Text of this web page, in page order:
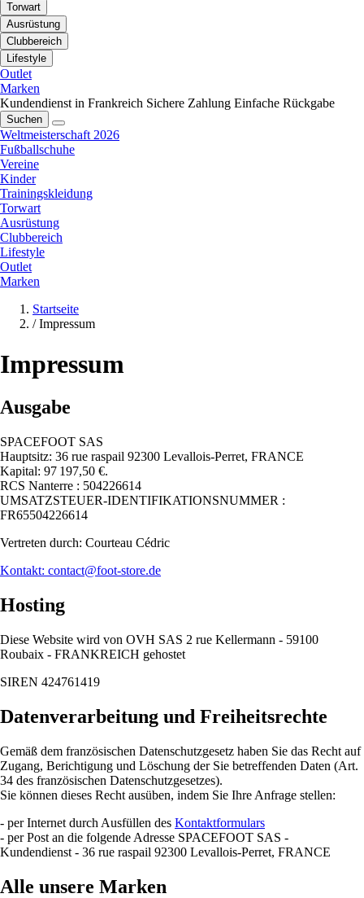
Torwart
Ausrüstung
Clubbereich
Lifestyle
Outlet
Marken
Kundendienst in Frankreich Sichere Zahlung Einfache Rückgabe
Suchen
Weltmeisterschaft 2026
Fußballschuhe
Vereine
Kinder
Trainingskleidung
Torwart
Ausrüstung
Clubbereich
Lifestyle
Outlet
Marken
Startseite
/ Impressum
Impressum
Ausgabe
SPACEFOOT SAS
Hauptsitz: 36 rue raspail 92300 Levallois-Perret, FRANCE
Kapital: 97 197,50 €.
RCS Nanterre : 504226614
UMSATZSTEUER-IDENTIFIKATIONSNUMMER :
FR65504226614
Vertreten durch: Courteau Cédric
Kontakt: contact@foot-store.de
Hosting
Diese Website wird von OVH SAS 2 rue Kellermann - 59100
Roubaix - FRANKREICH gehostet
SIREN 424761419
Datenverarbeitung und Freiheitsrechte
Gemäß dem französischen Datenschutzgesetz haben Sie das Recht auf
Zugang, Berichtigung und Löschung der Sie betreffenden Daten (Art.
34 des französischen Datenschutzgesetzes).
Sie können dieses Recht ausüben, indem Sie Ihre Anfrage stellen:
- per Internet durch Ausfüllen des Kontaktformulars
- per Post an die folgende Adresse SPACEFOOT SAS -
Kundendienst - 36 rue raspail 92300 Levallois-Perret, FRANCE
Alle unsere Marken